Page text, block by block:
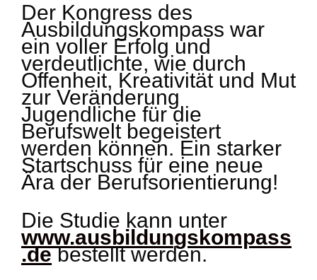
Der Kongress des
Ausbildungskompass war
ein voller Erfolg und
verdeutlichte, wie durch
Offenheit, Kreativität und Mut
zur Veränderung
Jugendliche für die
Berufswelt begeistert
werden können. Ein starker
Startschuss für eine neue
Ära der Berufsorientierung!
Die Studie kann unter
www.ausbildungskompass
.debestellt werden.